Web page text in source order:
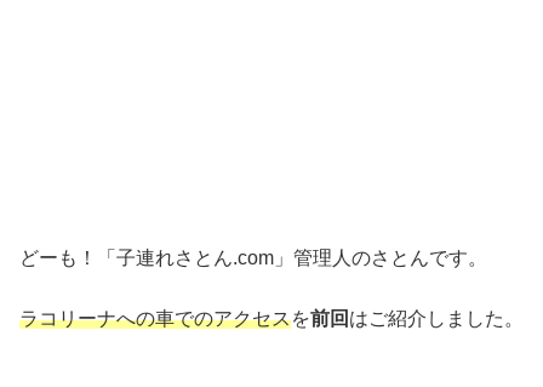
どーも！「子連れさとん.com」管理人のさとんです。
ラコリーナへの車でのアクセスを前回 はご紹介しました。